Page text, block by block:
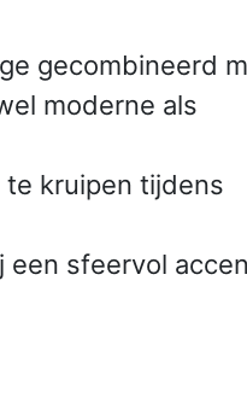
gecombineerd
moderne als
kruipen tijdens
sfeervol